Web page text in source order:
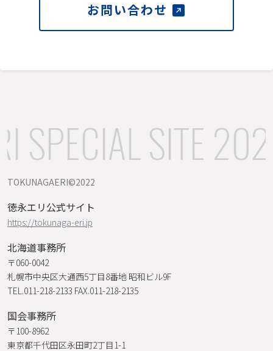
お問い合わせ
SPECIAL SITE
TOKUNAGAERI©️2022
徳永エリ公式サイト
https://tokunaga-eri.jp
北海道事務所
〒060-0042
札幌市中央区大通西5丁目8番地 昭和ビル9F
TEL.011-218-2133 FAX.011-218-2135
国会事務所
〒100-8962
東京都千代田区永田町2丁目1-1